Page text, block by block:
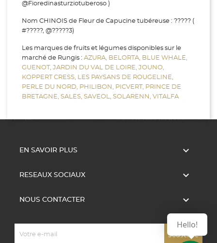
@Fioredinasturziotuberoso )
Nom CHINOIS de Fleur de Capucine tubéreuse : ????? (
#?????, @?????3)
Les marques de fruits et légumes disponibles sur le
marché de Rungis : AZURA, BELORTA, BLUE WHALE,
GUENOT, JARDIN DU VAL DE LOIRE, JOUNO,
KOPPERT CRESS, LES PAYSANS DE ROUGELINE,
PERLE DU NORD, PHILIBON, PICVERT, PRINCE DE
BRETAGNE, SALES, SAVEOL, SOLARENN, VITALFA
EN SAVOIR PLUS 
RESEAUX SOCIAUX 
NOUS CONTACTER 
Hello!